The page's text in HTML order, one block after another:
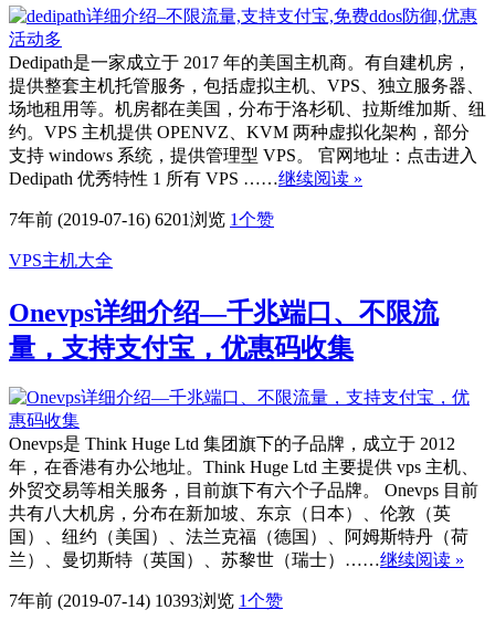
Dedipath是一家成立于 2017 年的美国主机商。有自建机房，
提供整套主机托管服务，包括虚拟主机、VPS、独立服务器、
场地租用等。机房都在美国，分布于洛杉矶、拉斯维加斯、纽
约。VPS 主机提供 OPENVZ、KVM 两种虚拟化架构，部分
支持 windows 系统，提供管理型 VPS。 官网地址：点击进入
Dedipath 优秀特性 1 所有 VPS ……继续阅读 »
7年前 (2019-07-16) 6201浏览 1个赞
VPS主机大全
Onevps详细介绍—千兆端口、不限流
量，支持支付宝，优惠码收集
Onevps是 Think Huge Ltd 集团旗下的子品牌，成立于 2012
年，在香港有办公地址。Think Huge Ltd 主要提供 vps 主机、
外贸交易等相关服务，目前旗下有六个子品牌。 Onevps 目前
共有八大机房，分布在新加坡、东京（日本）、伦敦（英
国）、纽约（美国）、法兰克福（德国）、阿姆斯特丹（荷
兰）、曼切斯特（英国）、苏黎世（瑞士）……继续阅读 »
7年前 (2019-07-14) 10393浏览 1个赞